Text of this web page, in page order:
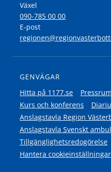
Växel
090-785 00 00
E-post
GENVÄGAR
Hitta på 1177.se
Pressrum
Kurs och konferens
Anslagstavla Region
Anslagstavla Svenskt
Tillgänglighetsredogörelse
Hantera cookieinställningar